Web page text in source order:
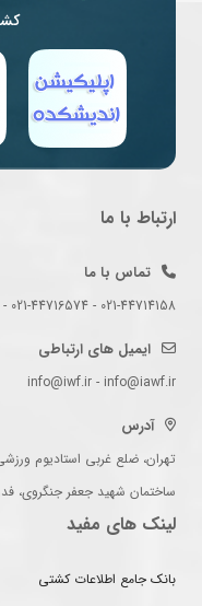
ارتباط با ما
تماس با ما
021-44714158 - 021-44716574 - 021-44714489
ایمیل های ارتباطی
info@iwf.ir - info@iawf.ir
آدرس
تهران، ضلع غربی استادیوم
ساختمان شهید جعفر جنگروی،
لینک های مفید
بانک جامع اطلاعات کشتی